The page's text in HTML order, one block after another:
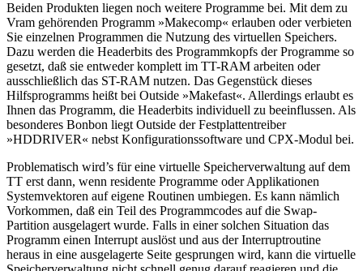
Beiden Produkten liegen noch weitere Programme bei. Mit dem zu
Vram gehörenden Programm »Makecomp« erlauben oder verbieten
Sie einzelnen Programmen die Nutzung des virtuellen Speichers.
Dazu werden die Headerbits des Programmkopfs der Programme so
gesetzt, daß sie entweder komplett im TT-RAM arbeiten oder
ausschließlich das ST-RAM nutzen. Das Gegenstück dieses
Hilfsprogramms heißt bei Outside »Makefast«. Allerdings erlaubt es
Ihnen das Programm, die Headerbits individuell zu beeinflussen. Als
besonderes Bonbon liegt Outside der Festplattentreiber
»HDDRIVER« nebst Konfigurationssoftware und CPX-Modul bei.
Problematisch wird’s für eine virtuelle Speicherverwaltung auf dem
TT erst dann, wenn residente Programme oder Applikationen
Systemvektoren auf eigene Routinen umbiegen. Es kann nämlich
Vorkommen, daß ein Teil des Programmcodes auf die Swap-
Partition ausgelagert wurde. Falls in einer solchen Situation das
Programm einen Interrupt auslöst und aus der Interruptroutine
heraus in eine ausgelagerte Seite gesprungen wird, kann die virtuelle